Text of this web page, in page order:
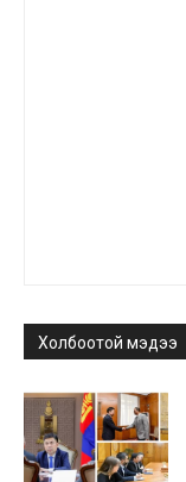
Холбоотой мэдээ